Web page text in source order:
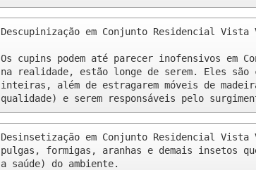
Descupinização em Conjunto Residencial
Os cupins podem até parecer inofensivos em
na realidade, estão longe de serem. Eles são
inteiras, além de estragarem móveis de
qualidade) e serem responsáveis pelo
Desinsetização em Conjunto Residencial
pulgas, formigas, aranhas e demais insetos
a saúde) do ambiente.